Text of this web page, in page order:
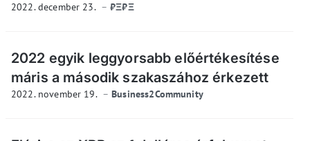
2022. december 23. ₿Ξ₿Ξ
2022 egyik leggyorsabb előértékesítése
máris a második szakaszához érkezett
2022. november 19. Business2Community